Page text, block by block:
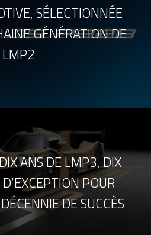
SÉLECTIONNÉE
GÉNÉRATION DE
LMP2
ANS DE LMP3, DIX
POUR
DE SUCCÈS